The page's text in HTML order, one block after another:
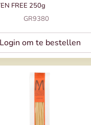
FREE 250g
GR9380
Login om te bestellen